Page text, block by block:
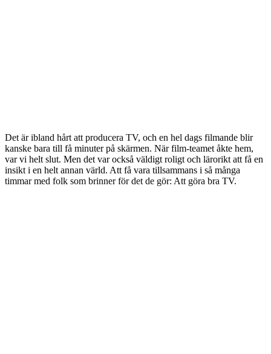
Det är ibland hårt att producera TV, och en hel dags filmande blir
kanske bara till få minuter på skärmen. När film-teamet åkte hem,
var vi helt slut. Men det var också väldigt roligt och lärorikt att få en
insikt i en helt annan värld. Att få vara tillsammans i så många
timmar med folk som brinner för det de gör: Att göra bra TV.